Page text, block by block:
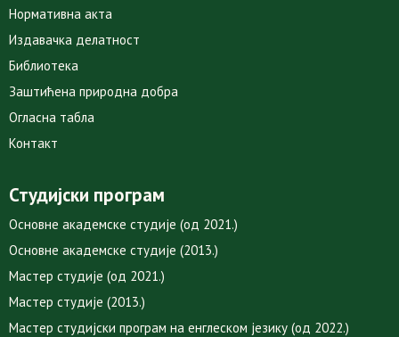
Нормативна акта
Издавачка делатност
Библиотека
Заштићена природна добра
Огласна табла
Контакт
Студијски програм
Основне академске студије (од 2021.)
Основне академске студије (2013.)
Мастер студије (од 2021.)
Мастер студије (2013.)
Мастер студијски програм на енглеском језику (од 2022.)